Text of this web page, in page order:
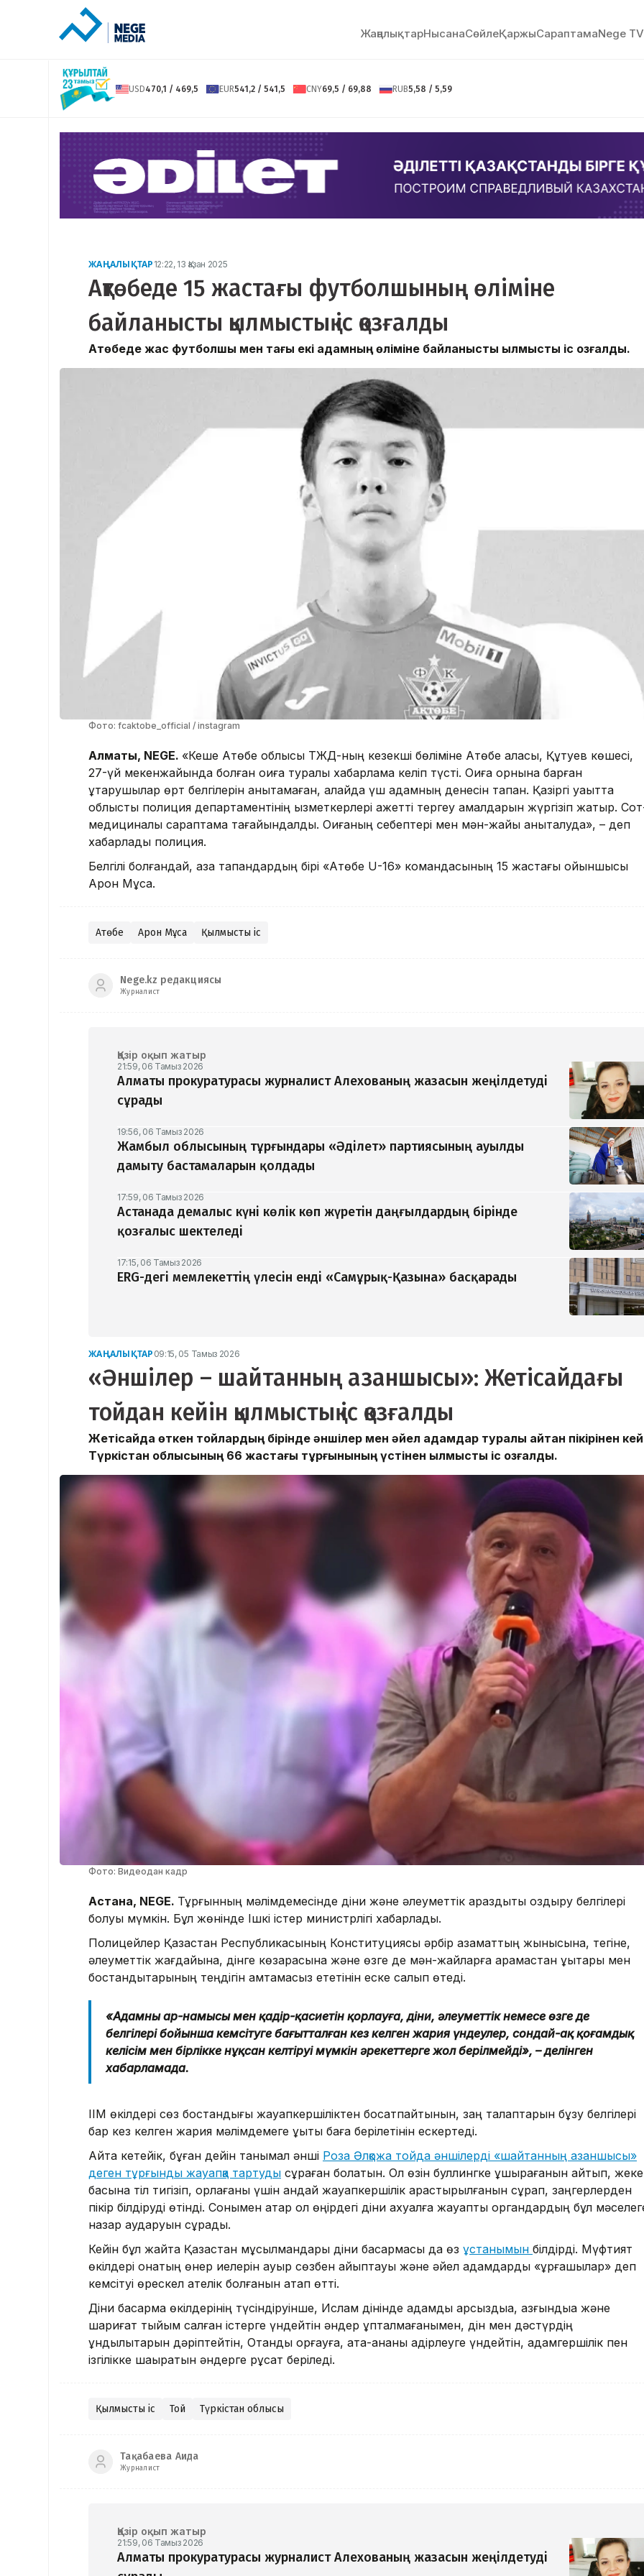
ЖаңалықтарНысанаСөйлeҚаржыСараптамаNege TV
USD470,1 / 469,5 EUR541,2 / 541,5 CNY69,5 / 69,88 RUB5,58 / 5,59
ЖАҢАЛЫҚТАР 12:22, 13 Қазан 2025
Ақтөбеде 15 жастағы футболшының өліміне
байланысты қылмыстық іс қозғалды
Ақтөбеде жас футболшы мен тағы екі адамның өліміне байланысты қылмыстық іс қозғалды.
Фото: fcaktobe_official / instagram
Алматы, NEGE. «Кеше Ақтөбе облысы ТЖД-ның кезекші бөліміне Ақтөбе қаласы, Құтуев көшесі,
27-үй мекенжайында болған оқиға туралы хабарлама келіп түсті. Оқиға орнына барған
құтқарушылар өрт белгілерін анықтамаған, алайда үш адамның денесін тапқан. Қазіргі уақытта
облыстық полиция департаментінің қызметкерлері қажетті тергеу амалдарын жүргізіп жатыр.
медициналық сараптама тағайындалды. Оқиғаның себептері мен мән-жайы анықталуда», – деп
хабарлады полиция.
Белгілі болғандай, қаза тапқандардың бірі «Ақтөбе U-16» командасының 15 жастағы ойыншысы
Арон Мұса.
Ақтөбе Арон Мұса Қылмыстық іс
Nege.kz редакциясы
Журналист
Қазір оқып жатыр
21:59, 06 Тамыз 2026
Алматы прокуратурасы журналист Алехованың жазасын жеңілдетуді
сұрады
19:56, 06 Тамыз 2026
Жамбыл облысының тұрғындары «Әділет» партиясының ауылды
дамыту бастамаларын қолдады
17:59, 06 Тамыз 2026
Астанада демалыс күні көлік көп жүретін даңғылдардың бірінде
қозғалыс шектеледі
17:15, 06 Тамыз 2026
ERG-дегі мемлекеттің үлесін енді «Самұрық-Қазына» басқарады
ЖАҢАЛЫҚТАР 09:15, 05 Тамыз 2026
«Әншілер – шайтанның азаншысы»: Жетісайдағы
тойдан кейін қылмыстық іс қозғалды
Жетісайда өткен тойлардың бірінде әншілер мен әйел адамдар туралы айтқан пікірінен
Түркістан облысының 66 жастағы тұрғынының үстінен қылмыстық іс қозғалды.
Фото: Видеодан кадр
Астана, NEGE. Тұрғынның мәлімдемесінде діни және әлеуметтік араздықты қоздыру белгілері
болуы мүмкін. Бұл жөнінде Ішкі істер министрлігі хабарлады.
Полицейлер Қазақстан Республикасының Конституциясы әрбір азаматтың жынысына, тегіне,
әлеуметтік жағдайына, дінге көзқарасына және өзге де мән-жайларға қарамастан құқықтары мен
бостандықтарының теңдігін қамтамасыз ететінін еске салып өтеді.
«Адамның ар-намысы мен қадір-қасиетін қорлауға, діни, әлеуметтік немесе өзге де
белгілері бойынша кемсітуге бағытталған кез келген жария үндеулер, сондай-ақ қоғамдық
келісім мен бірлікке нұқсан келтіруі мүмкін әрекеттерге жол берілмейді», – делінген
хабарламада.
ІІМ өкілдері сөз бостандығы жауапкершіліктен босатпайтынын, заң талаптарын бұзу белгілері
бар кез келген жария мәлімдемеге құқықтық баға берілетінін ескертеді.
Айта кетейік, бұған дейін танымал әнші Роза Әлқожа тойда әншілерді «шайтанның азаншысы»
деген тұрғынды жауапқа тартуды сұраған болатын. Ол өзін буллингке ұшырағанын айтып, жеке
басына тіл тигізіп, қорлағаны үшін қандай жауапкершілік қарастырылғанын сұрап, заңгерлерден
пікір білдіруді өтінді. Сонымен қатар ол өңірдегі діни ахуалға жауапты органдардың бұл
назар аударуын сұрады.
Кейін бұл жайтқа Қазақстан мұсылмандары діни басқармасы да өз ұстанымын білдірді. Мүфтият
өкілдері қонақтың өнер иелерін ауыр сөзбен айыптауы және әйел адамдарды «ұрғашылар» деп
кемсітуі өрескел қателік болғанын атап өтті.
Діни басқарма өкілдерінің түсіндіруінше, Ислам дінінде адамды арсыздыққа, азғындыққа және
шариғат тыйым салған істерге үндейтін әндер құпталмағанымен, дін мен дәстүрдің
құндылықтарын дәріптейтін, Отанды қорғауға, ата-ананы қадірлеуге үндейтін, адамгершілік пен
ізгілікке шақыратын әндерге рұқсат беріледі.
Қылмыстық іс Той Түркістан облысы
Тақабаева Аида
Журналист
Қазір оқып жатыр
21:59, 06 Тамыз 2026
Алматы прокуратурасы журналист Алехованың жазасын жеңілдетуді